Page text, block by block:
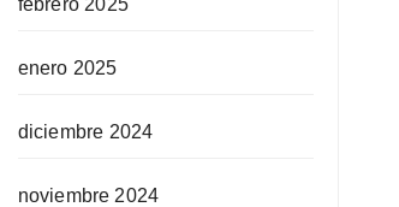
enero 2025
diciembre 2024
noviembre 2024